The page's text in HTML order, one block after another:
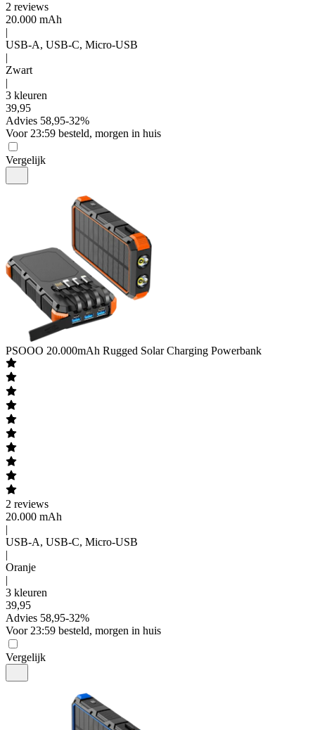
2 reviews
20.000 mAh
|
USB-A, USB-C, Micro-USB
|
Zwart
|
3 kleuren
39,95
Advies 58,95-32%
Voor 23:59 besteld, morgen in huis
Vergelijk
PSOOO 20.000mAh Rugged Solar Charging Powerbank
2 reviews
20.000 mAh
|
USB-A, USB-C, Micro-USB
|
Oranje
|
3 kleuren
39,95
Advies 58,95-32%
Voor 23:59 besteld, morgen in huis
Vergelijk